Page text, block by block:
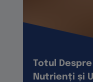
Totul
Nutrienți și